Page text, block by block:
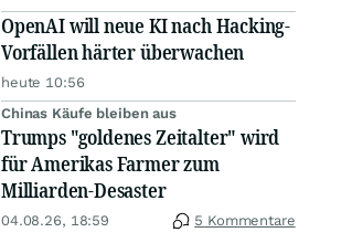
OpenAI will neue KI nach Hacking-
Vorfällen härter überwachen
heute 10:56
Chinas Käufe bleiben aus
Trumps "goldenes Zeitalter" wird
für Amerikas Farmer zum
Milliarden-Desaster
04.08.26, 18:59 5 Kommentare